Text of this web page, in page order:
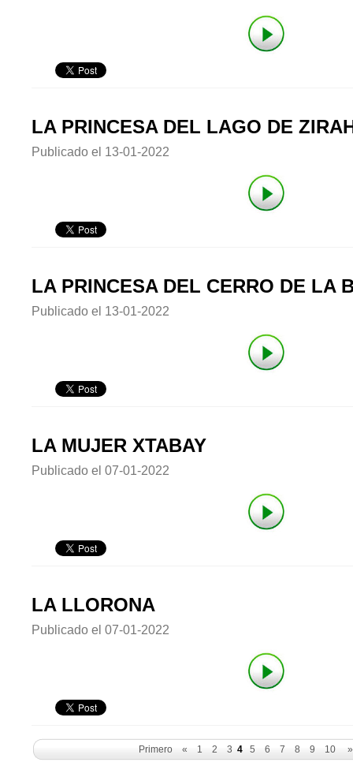
LA PRINCESA DEL LAGO DE
Publicado el 13-01-2022
LA PRINCESA DEL CERRO DE LA
Publicado el 13-01-2022
LA MUJER XTABAY
Publicado el 07-01-2022
LA LLORONA
Publicado el 07-01-2022
Primero « 1 2 3 4 5 6 7 8 9 10 »